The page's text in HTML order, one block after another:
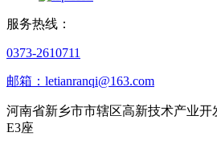
服务热线：
0373-2610711
邮箱：letianranqi@163.com
河南省新乡市市辖区高新技术产业开
E3座